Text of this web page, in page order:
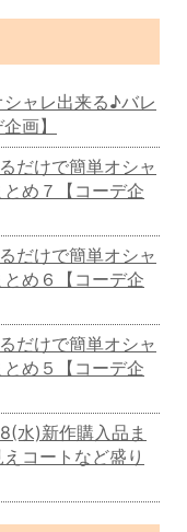
シャレ出来る♪バレ
画】
だけで簡単オシャ
め７【コーデ企
だけで簡単オシャ
め６【コーデ企
だけで簡単オシャ
め５【コーデ企
水)新作購入品ま
コートなど盛り